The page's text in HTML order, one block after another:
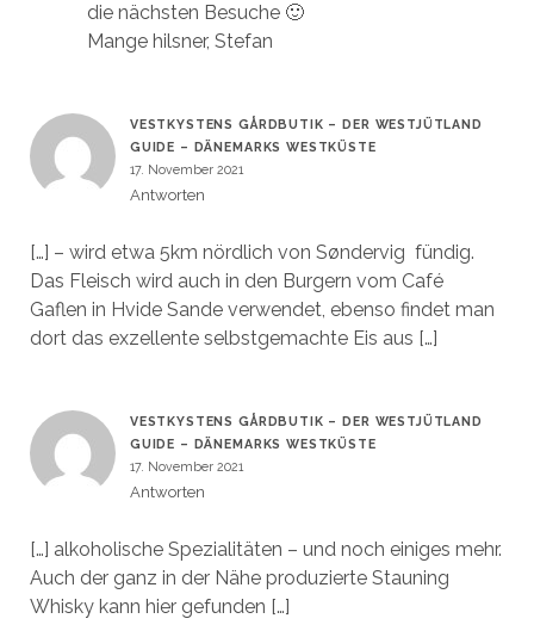
die nächsten Besuche 🙂
Mange hilsner, Stefan
VESTKYSTENS GÅRDBUTIK – DER WESTJÜTLAND
GUIDE – DÄNEMARKS WESTKÜSTE
17. November 2021
Antworten
[…] – wird etwa 5km nördlich von Søndervig fündig.
Das Fleisch wird auch in den Burgern vom Café
Gaflen in Hvide Sande verwendet, ebenso findet man
dort das exzellente selbstgemachte Eis aus […]
VESTKYSTENS GÅRDBUTIK – DER WESTJÜTLAND
GUIDE – DÄNEMARKS WESTKÜSTE
17. November 2021
Antworten
[…] alkoholische Spezialitäten – und noch einiges mehr.
Auch der ganz in der Nähe produzierte Stauning
Whisky kann hier gefunden […]